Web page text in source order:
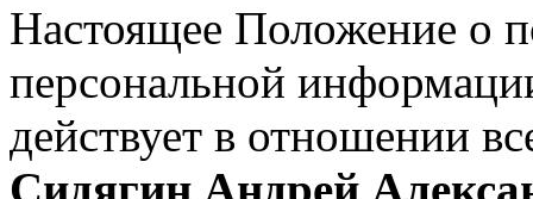
Настоящее Положение о
персональной
действует в отношении
Сидягин Андрей